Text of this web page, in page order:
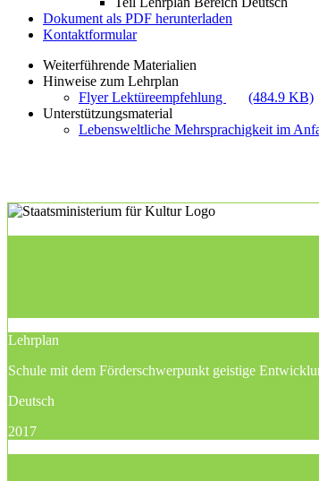
Dokument als PDF herunterladen
Kontaktformular
Weiterführende Materialien
Hinweise zum Lehrplan
Flyer Lektüreempfehlung
(484.9 KB)
Unterstützungsmaterial
Lebensweltliche Mehrsprachigkeit im
Lehrplan
Schule mit dem Förderschwerpunkt geistige
Deutsch
2017